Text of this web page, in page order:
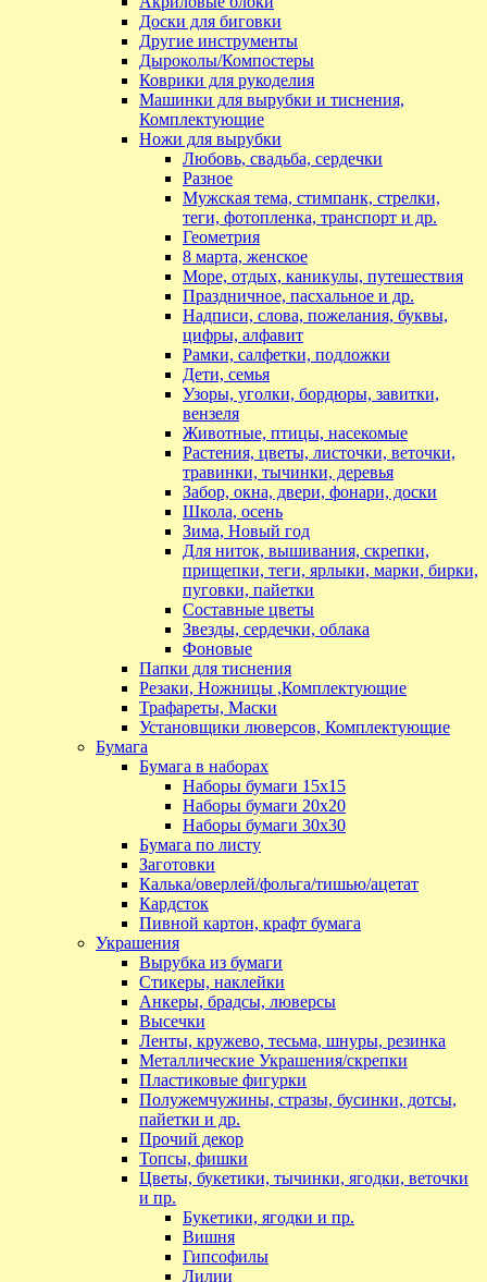
Доски для биговки
Другие инструменты
Дыроколы/Компостеры
Коврики для рукоделия
Машинки для вырубки и тиснения,
Комплектующие
Ножи для вырубки
Любовь, свадьба, сердечки
Разное
Мужская тема, стимпанк, стрелки,
теги, фотопленка, транспорт и др.
Геометрия
8 марта, женское
Море, отдых, каникулы, путешествия
Праздничное, пасхальное и др.
Надписи, слова, пожелания, буквы,
цифры, алфавит
Рамки, салфетки, подложки
Дети, семья
Узоры, уголки, бордюры, завитки,
вензеля
Животные, птицы, насекомые
Растения, цветы, листочки, веточки,
травинки, тычинки, деревья
Забор, окна, двери, фонари, доски
Школа, осень
Зима, Новый год
Для ниток, вышивания, скрепки,
прищепки, теги, ярлыки, марки, бирки,
пуговки, пайетки
Составные цветы
Звезды, сердечки, облака
Фоновые
Папки для тиснения
Резаки, Ножницы ,Комплектующие
Трафареты, Маски
Установщики люверсов, Комплектующие
Бумага
Бумага в наборах
Наборы бумаги 15х15
Наборы бумаги 20х20
Наборы бумаги 30х30
Бумага по листу
Заготовки
Калька/оверлей/фольга/тишью/ацетат
Кардсток
Пивной картон, крафт бумага
Украшения
Вырубка из бумаги
Стикеры, наклейки
Анкеры, брадсы, люверсы
Высечки
Ленты, кружево, тесьма, шнуры, резинка
Металлические Украшения/скрепки
Пластиковые фигурки
Полужемчужины, стразы, бусинки, дотсы,
пайетки и др.
Прочий декор
Топсы, фишки
Цветы, букетики, тычинки, ягодки, веточки
и пр.
Букетики, ягодки и пр.
Вишня
Гипсофилы
Лилии